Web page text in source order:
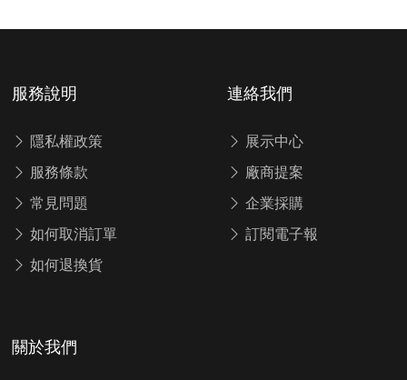
服務說明
隱私權政策
服務條款
常見問題
如何取消訂單
如何退換貨
連絡我們
展示中心
廠商提案
企業採購
訂閱電子報
關於我們